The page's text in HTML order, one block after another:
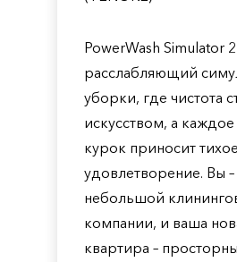
PowerWash Simulator 2
расслабляющий
уборки, где чистота
искусством, а
курок приносит тихое
удовлетворение. Вы
небольшой
компании, и ваша
квартира –